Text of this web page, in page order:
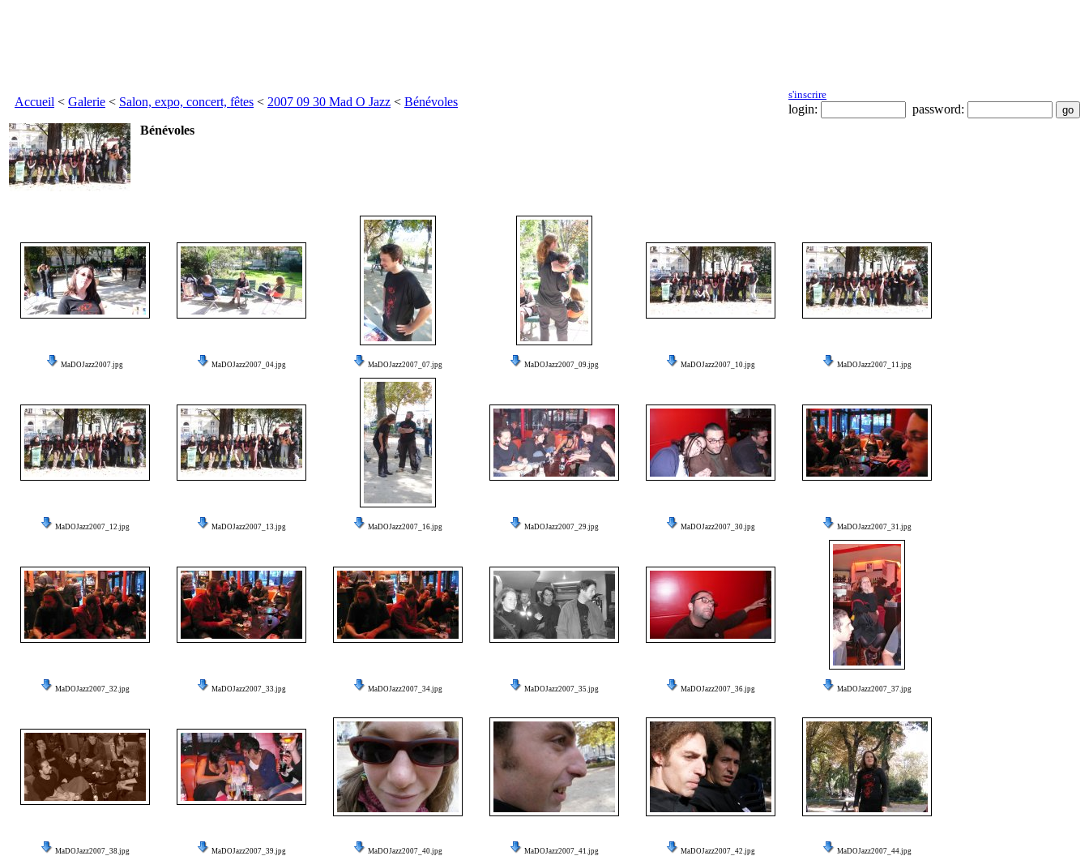
Accueil < Galerie < Salon, expo, concert, fêtes < 2007 09 30 Mad O Jazz < Bénévoles
s'inscrire
login:
password:
Bénévoles
MaDOJazz2007.jpg MaDOJazz2007_04.jpg MaDOJazz2007_07.jpg MaDOJazz2007_09.jpg MaDOJazz2007_10.jpg MaDOJazz2007_11.jpg
MaDOJazz2007_12.jpg MaDOJazz2007_13.jpg MaDOJazz2007_16.jpg MaDOJazz2007_29.jpg MaDOJazz2007_30.jpg MaDOJazz2007_31.jpg
MaDOJazz2007_32.jpg MaDOJazz2007_33.jpg MaDOJazz2007_34.jpg MaDOJazz2007_35.jpg MaDOJazz2007_36.jpg MaDOJazz2007_37.jpg
MaDOJazz2007_38.jpg MaDOJazz2007_39.jpg MaDOJazz2007_40.jpg MaDOJazz2007_41.jpg MaDOJazz2007_42.jpg MaDOJazz2007_44.jpg